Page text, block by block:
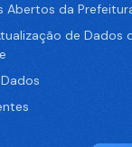
Abertos da
de Dados